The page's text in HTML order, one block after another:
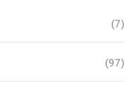
(7)
(97)